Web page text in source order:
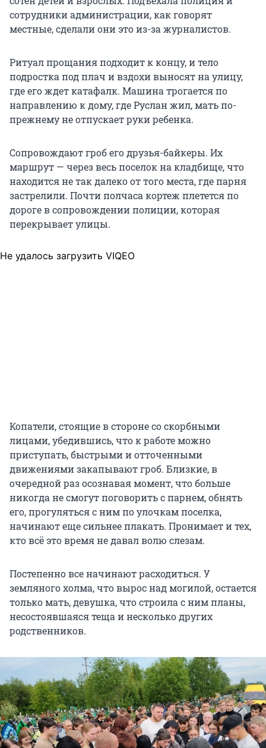
сотрудники администрации, как говорят
местные, сделали они это из-за журналистов.
Ритуал прощания подходит к концу, и тело
подростка под плач и вздохи выносят на улицу,
где его ждет катафалк. Машина трогается по
направлению к дому, где Руслан жил, мать по-
прежнему не отпускает руки ребенка.
Сопровождают гроб его друзья-байкеры. Их
маршрут — через весь поселок на кладбище, что
находится не так далеко от того места, где парня
застрелили. Почти полчаса кортеж плетется по
дороге в сопровождении полиции, которая
перекрывает улицы.
Не удалось загрузить VIQEO
Копатели, стоящие в стороне со скорбными
лицами, убедившись, что к работе можно
приступать, быстрыми и отточенными
движениями закапывают гроб. Близкие, в
очередной раз осознавая момент, что больше
никогда не смогут поговорить с парнем, обнять
его, прогуляться с ним по улочкам поселка,
начинают еще сильнее плакать. Пронимает и тех,
кто всё это время не давал волю слезам.
Постепенно все начинают расходиться. У
земляного холма, что вырос над могилой, остается
только мать, девушка, что строила с ним планы,
несостоявшаяся теща и несколько других
родственников.